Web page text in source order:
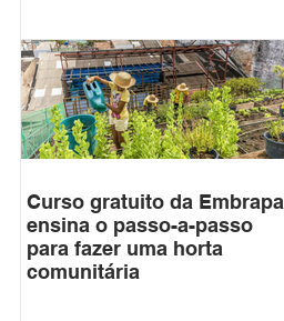
Curso gratuito da Embrapa
ensina o passo-a-passo
para fazer uma horta
comunitária